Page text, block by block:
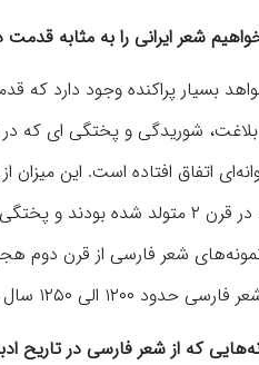
شعر ایرانی را به مثابه
بسیار پراکنده وجود دارد
شوریدگی و پختگی ای که در
اتفاق افتاده است. این
رودکی و… در قرن ۲ متولد
شعر فارسی از قرن دوم
۱۲۵۰ سال در تاریخ ادبیات ایران قدمت دارد.
که از شعر فارسی در